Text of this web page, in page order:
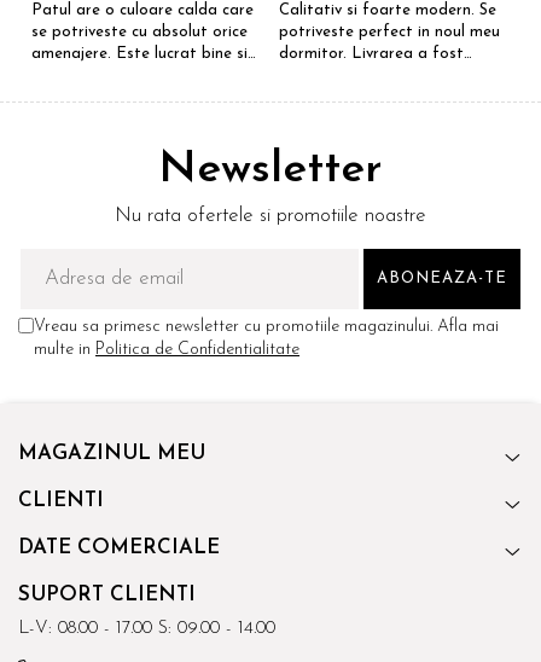
Patul are o culoare calda care
se potriveste cu absolut orice
amenajere. Este lucrat bine si
Calitativ si foarte modern. Se
potriveste perfect in noul meu
dormitor. Livrarea a fost
Newsletter
Nu rata ofertele si promotiile noastre
Vreau sa primesc newsletter cu promotiile magazinului. Afla mai
multe in Politica de Confidentialitate
MAGAZINUL MEU
CLIENTI
DATE COMERCIALE
SUPORT CLIENTI
L-V: 08.00 - 17.00 S: 09.00 - 14.00